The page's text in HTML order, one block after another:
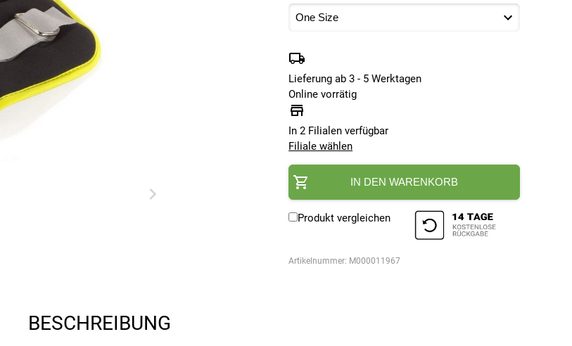
Lieferung ab 3 - 5 Werktagen
Online vorrätig
In 2 Filialen verfügbar
Filiale wählen
IN DEN WARENKORB
Produkt vergleichen
Artikelnummer: M000011967
BESCHREIBUNG